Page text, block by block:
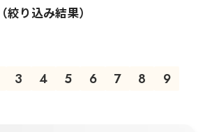
り込み結果）
3 4 5 6 7 8 9